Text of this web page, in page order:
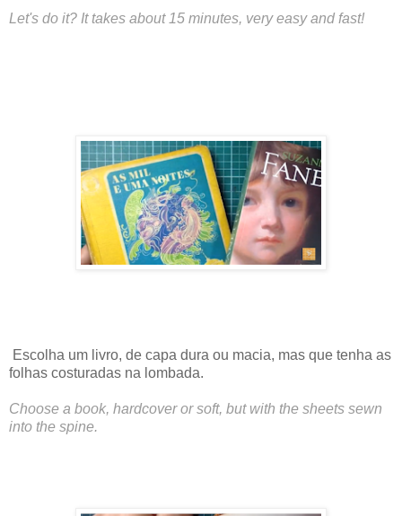
Let's do it? It takes about 15 minutes, very easy and fast!
Escolha um livro, de capa dura ou macia, mas que tenha as
folhas costuradas na lombada.
Choose a book, hardcover or soft, but with the sheets sewn
into the spine.